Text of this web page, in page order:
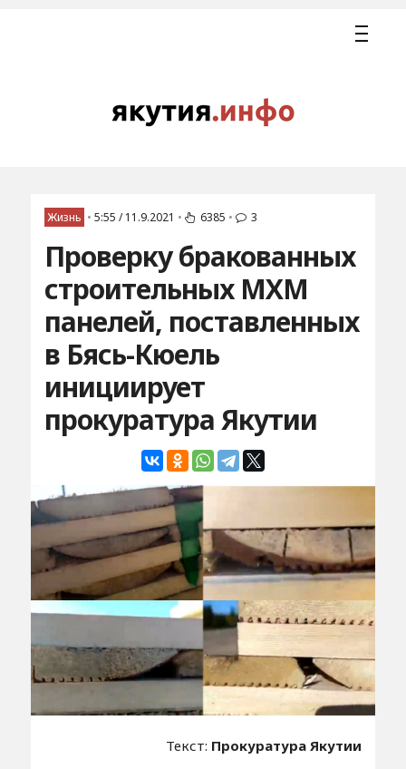
Жизнь • 5:55 / 11.9.2021 • 6385 • 3
Проверку бракованных
строительных МХМ
панелей, поставленных
в Бясь-Кюель
инициирует
прокуратура Якутии
Текст: Прокуратура Якутии